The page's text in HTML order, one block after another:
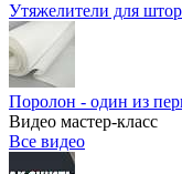
Утяжелители для штор
Поролон - один из
Видео мастер-класс
Все видео